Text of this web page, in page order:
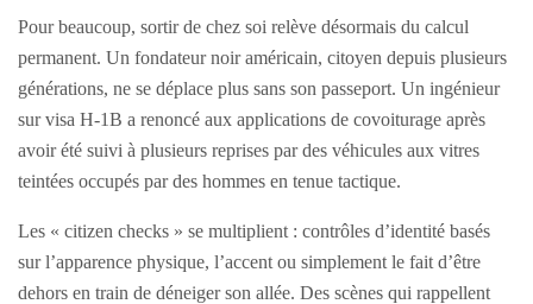
Pour beaucoup, sortir de chez soi relève désormais du calcul
permanent. Un fondateur noir américain, citoyen depuis plusieurs
générations, ne se déplace plus sans son passeport. Un ingénieur
sur visa H-1B a renoncé aux applications de covoiturage après
avoir été suivi à plusieurs reprises par des véhicules aux vitres
teintées occupés par des hommes en tenue tactique.
Les « citizen checks » se multiplient : contrôles d’identité basés
sur l’apparence physique, l’accent ou simplement le fait d’être
dehors en train de déneiger son allée. Des scènes qui rappellent